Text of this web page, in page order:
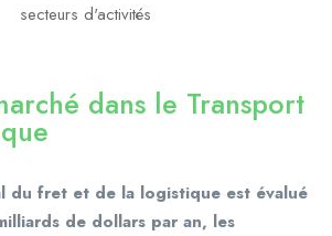
secteurs d'activités
dans le Transport
du fret et de la logistique est évalué
de dollars par an, les